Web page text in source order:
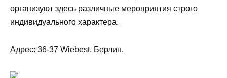
организуют здесь различные мероприятия строго
индивидуального характера.
Адрес: 36-37 Wiebest, Берлин.